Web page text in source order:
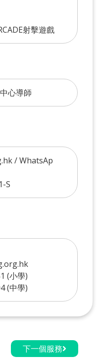
射擊遊戲
心導師
/ WhatsAp
S
(小學)
(中學)
下一個服務